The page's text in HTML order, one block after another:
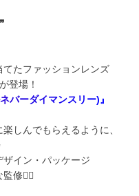
たファッションレンズ
登場！
ネバーダイマンス リ ー)』
しんでもらえるように、
イン・パッケージ
修❤️‍🔥